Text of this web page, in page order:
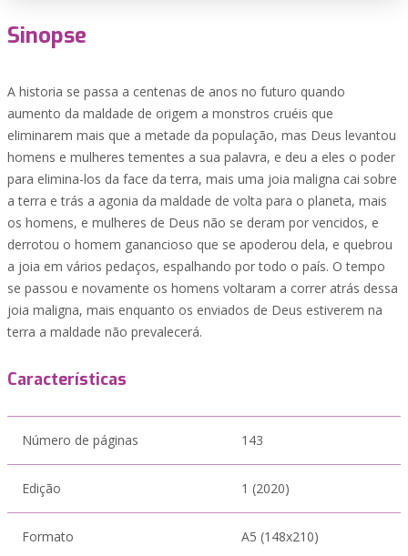
Sinopse
A historia se passa a centenas de anos no futuro quando
aumento da maldade de origem a monstros cruéis que
eliminarem mais que a metade da população, mas Deus levantou
homens e mulheres tementes a sua palavra, e deu a eles o poder
para elimina-los da face da terra, mais uma joia maligna cai sobre
a terra e trás a agonia da maldade de volta para o planeta, mais
os homens, e mulheres de Deus não se deram por vencidos, e
derrotou o homem ganancioso que se apoderou dela, e quebrou
a joia em vários pedaços, espalhando por todo o país. O tempo
se passou e novamente os homens voltaram a correr atrás dessa
joia maligna, mais enquanto os enviados de Deus estiverem na
terra a maldade não prevalecerá.
Características
Número de páginas 143
Edição 1 (2020)
Formato A5 (148x210)